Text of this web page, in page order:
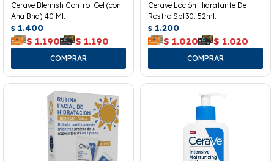
Cerave Blemish Control Gel (con
Aha Bha) 40 Ml.
$ 1.400
$ 1.190 $ 1.190
Cerave Loción Hidratante De
Rostro Spf30. 52ml.
$ 1.200
$ 1.020 $ 1.020